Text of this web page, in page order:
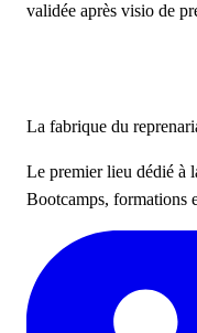
validée après visio de
La fabrique du
Le premier lieu dédié à
Bootcamps, formations